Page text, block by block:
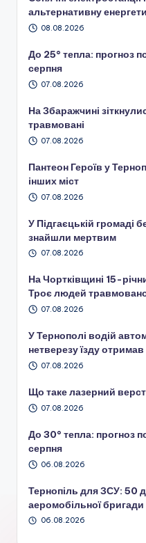
альтернативну
08.08.2026
До 25° тепла: прогноз
серпня
07.08.2026
На Збаражчині
травмовані
07.08.2026
Пантеон Героїв у
інших міст
07.08.2026
У Підгаєцькій громаді
знайшли мертвим
07.08.2026
На Чортківщині 15-
Троє людей
07.08.2026
У Тернополі водій
нетверезу їзду
07.08.2026
Що таке лазерний
07.08.2026
До 30° тепла: прогноз
серпня
06.08.2026
Тернопіль для ЗСУ: 50
аеромобільної бригади
06.08.2026